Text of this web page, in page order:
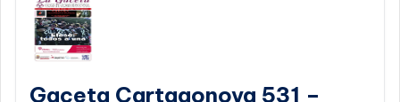
Gaceta Cartagonova 531 –